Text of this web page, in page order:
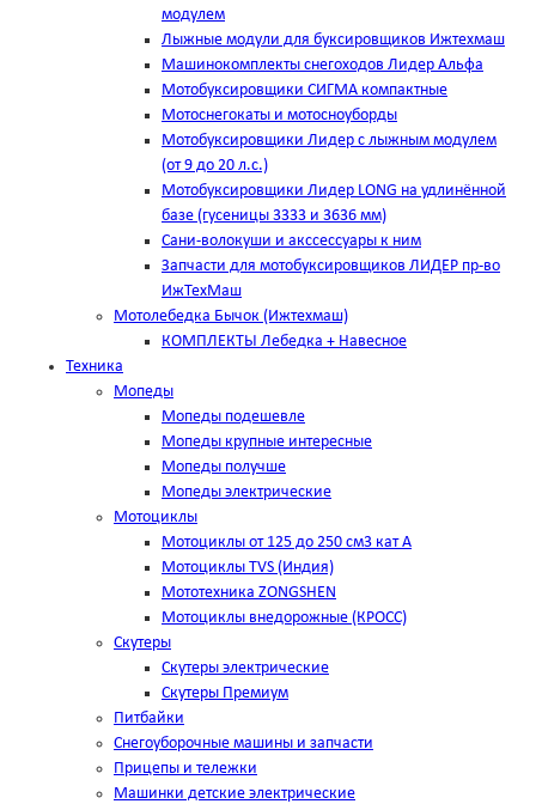
модулем
Лыжные модули для буксировщиков Ижтехмаш
Машинокомплекты снегоходов Лидер Альфа
Мотобуксировщики СИГМА компактные
Мотоснегокаты и мотосноуборды
Мотобуксировщики Лидер с лыжным модулем
(от 9 до 20 л.с.)
Мотобуксировщики Лидер LONG на удлинённой
базе (гусеницы 3333 и 3636 мм)
Сани-волокуши и акссессуары к ним
Запчасти для мотобуксировщиков ЛИДЕР пр-во
ИжТехМаш
Мотолебедка Бычок (Ижтехмаш)
КОМПЛЕКТЫ Лебедка + Навесное
Техника
Мопеды
Мопеды подешевле
Мопеды крупные интересные
Мопеды получше
Мопеды электрические
Мотоциклы
Мотоциклы от 125 до 250 см3 кат А
Мотоциклы TVS (Индия)
Мототехника ZONGSHEN
Мотоциклы внедорожные (КРОСС)
Скутеры
Скутеры электрические
Скутеры Премиум
Питбайки
Снегоуборочные машины и запчасти
Прицепы и тележки
Машинки детские электрические